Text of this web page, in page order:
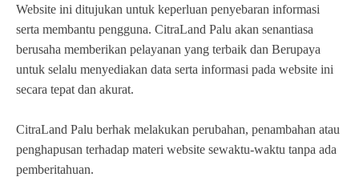
Website ini ditujukan untuk keperluan penyebaran informasi
serta membantu pengguna. CitraLand Palu akan senantiasa
berusaha memberikan pelayanan yang terbaik dan Berupaya
untuk selalu menyediakan data serta informasi pada website ini
secara tepat dan akurat.
CitraLand Palu berhak melakukan perubahan, penambahan atau
penghapusan terhadap materi website sewaktu-waktu tanpa ada
pemberitahuan.